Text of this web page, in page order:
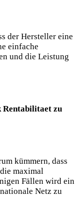
der Hersteller eine
einfache
und die Leistung
Rentabilitaet zu
kümmern, dass
maximal
Fällen wird ein
Netz zu